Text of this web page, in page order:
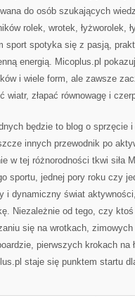
do osób szukających
rolek, wrotek, łyżworolek,
sport spotyka się z pasją,
energią. Micoplus.pl
i wiele form, ale zawsze
wiatr, złapać równowagę i
będzie to blog o sprzęcie
innych przewodnik po
w tej różnorodności tkwi siła
sportu, jednej pory roku czy
i dynamiczny świat
Niezależnie od tego, czy
się na wrotkach,
pierwszych krokach
staje się punktem startu